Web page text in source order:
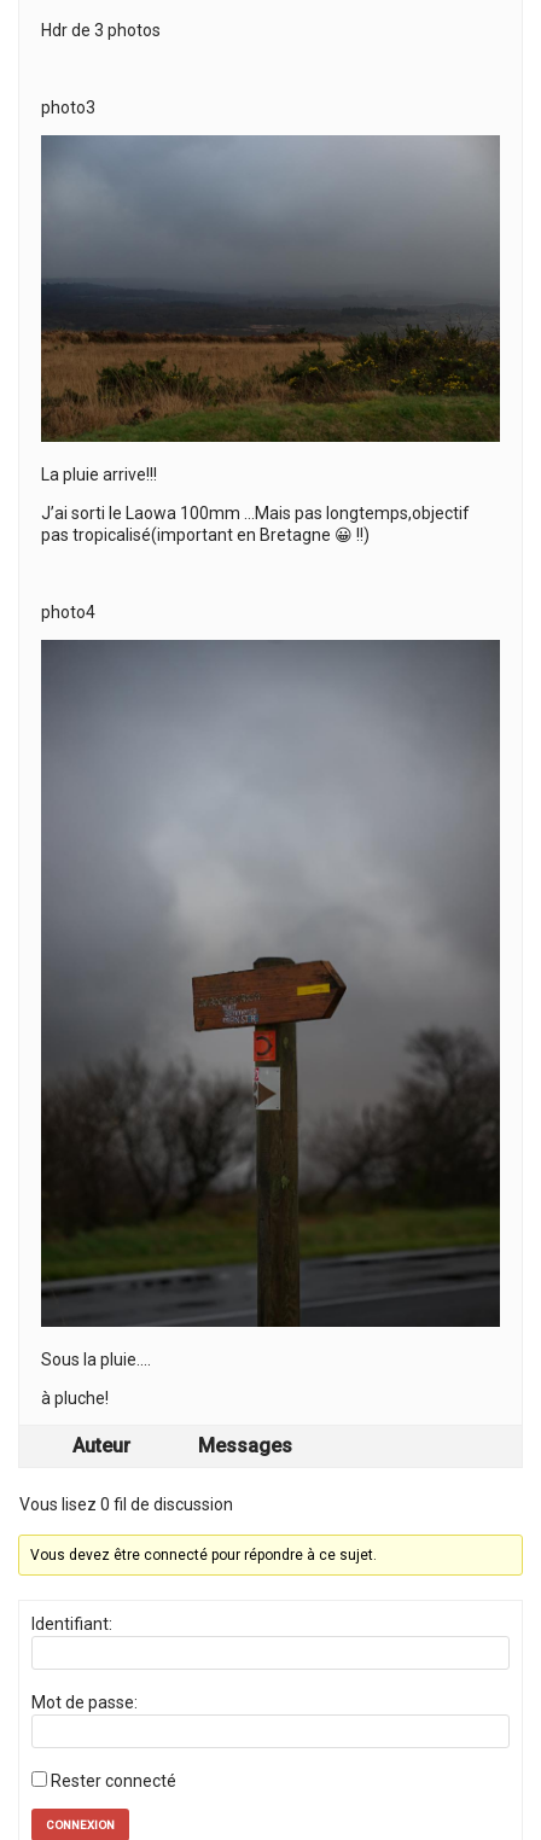
Hdr de 3 photos
photo3
La pluie arrive!!!
J’ai sorti le Laowa 100mm …Mais pas longtemps,objectif
pas tropicalisé(important en Bretagne 😀 !!)
photo4
Sous la pluie….
à pluche!
Auteur Messages
Vous lisez 0 fil de discussion
Vous devez être connecté pour répondre à ce sujet.
Identifiant:
Mot de passe:
Rester connecté
CONNEXION